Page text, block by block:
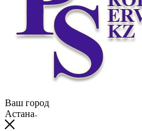
Ваш город
Астана